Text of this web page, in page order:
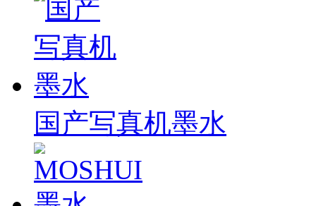
国产写真机墨水